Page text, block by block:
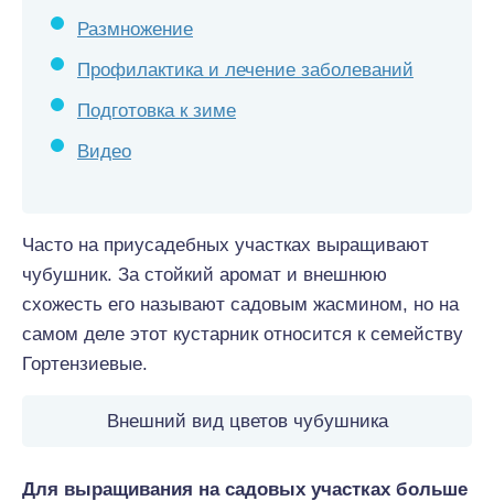
Размножение
Профилактика и лечение заболеваний
Подготовка к зиме
Видео
Часто на приусадебных участках выращивают
чубушник. За стойкий аромат и внешнюю
схожесть его называют садовым жасмином, но на
самом деле этот кустарник относится к семейству
Гортензиевые.
Внешний вид цветов чубушника
Для выращивания на садовых участках больше